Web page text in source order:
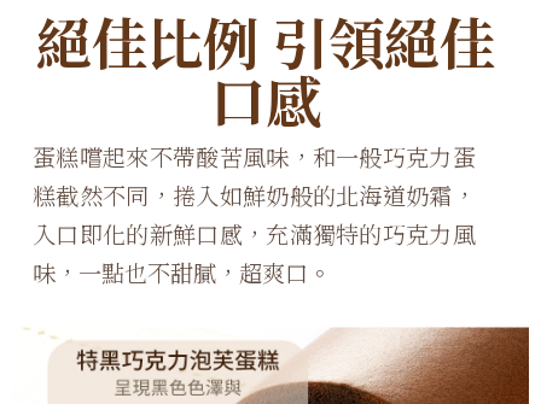
絕佳比例 引領絕佳
口感
蛋糕嚐起來不帶酸苦風味，和一般巧克力蛋
糕截然不同，捲入如鮮奶般的北海道奶霜，
入口即化的新鮮口感，充滿獨特的巧克力風
味，一點也不甜膩，超爽口。